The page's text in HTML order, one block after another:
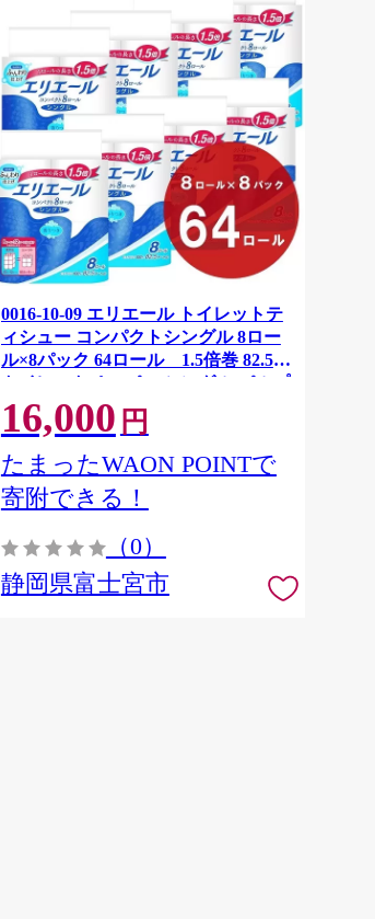
0016-10-09 エリエール トイレットテ
ィシュー コンパクトシングル 8ロー
ル×8パック 64ロール 1.5倍巻 82.5m
トイレットペーパー シングル パルプ
100％ 香りつき 日用品 消耗品 備蓄
16,000 円
たまったWAON POINTで
寄附できる！
（0）
静岡県富士宮市